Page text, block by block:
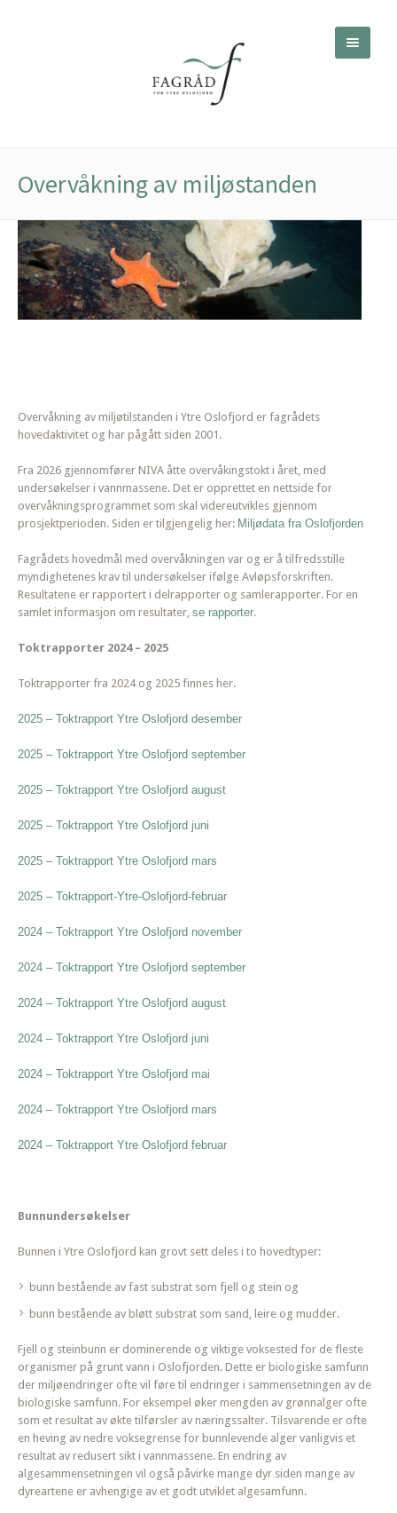
Overvåkning av miljøstanden
Overvåkning av miljøtilstanden i Ytre Oslofjord er fagrådets
hovedaktivitet og har pågått siden 2001.
Fra 2026 gjennomfører NIVA åtte overvåkingstokt i året, med
undersøkelser i vannmassene. Det er opprettet en nettside for
overvåkningsprogrammet som skal videreutvikles gjennom
prosjektperioden. Siden er tilgjengelig her: Miljødata fra Oslofjorden
Fagrådets hovedmål med overvåkningen var og er å tilfredsstille
myndighetenes krav til undersøkelser ifølge Avløpsforskriften.
Resultatene er rapportert i delrapporter og samlerapporter. For en
samlet informasjon om resultater,se rapporter.
Toktrapporter 2024 – 2025
Toktrapporter fra 2024 og 2025 finnes her.
2025 – Toktrapport Ytre Oslofjord desember
2025 – Toktrapport Ytre Oslofjord september
2025 – Toktrapport Ytre Oslofjord august
2025 – Toktrapport Ytre Oslofjord juni
2025 – Toktrapport Ytre Oslofjord mars
2025 – Toktrapport-Ytre-Oslofjord-februar
2024 – Toktrapport Ytre Oslofjord november
2024 – Toktrapport Ytre Oslofjord september
2024 – Toktrapport Ytre Oslofjord august
2024 – Toktrapport Ytre Oslofjord juni
2024 – Toktrapport Ytre Oslofjord mai
2024 – Toktrapport Ytre Oslofjord mars
2024 – Toktrapport Ytre Oslofjord februar
Bunnundersøkelser
Bunnen i Ytre Oslofjord kan grovt sett deles i to hovedtyper:
bunn bestående av fast substrat som fjell og stein og
bunn bestående av bløtt substrat som sand, leire og mudder.
Fjell og steinbunn er dominerende og viktige voksested for de fleste
organismer på grunt vann i Oslofjorden. Dette er biologiske samfunn
der miljøendringer ofte vil føre til endringer i sammensetningen av de
biologiske samfunn. For eksempel øker mengden av grønnalger ofte
som et resultat av økte tilførsler av næringssalter. Tilsvarende er ofte
en heving av nedre voksegrense for bunnlevende alger vanligvis et
resultat av redusert sikt i vannmassene. En endring av
algesammensetningen vil også påvirke mange dyr siden mange av
dyreartene er avhengige av et godt utviklet algesamfunn.